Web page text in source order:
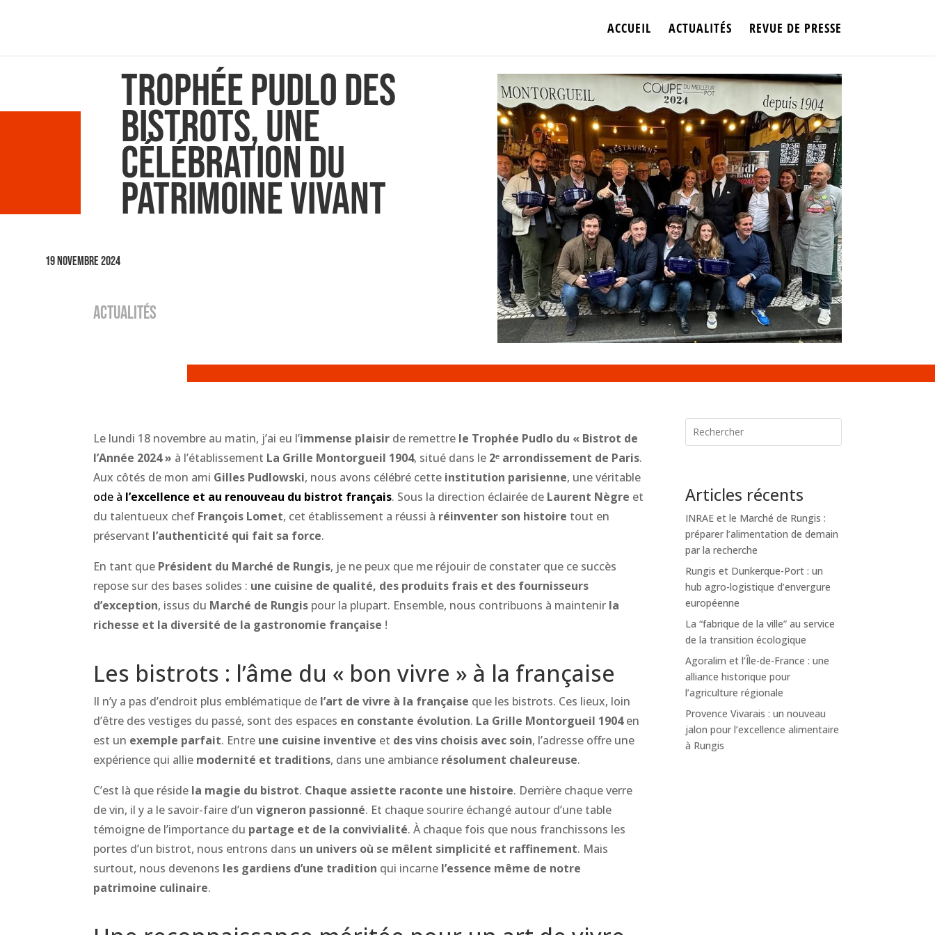
ACCUEIL ACTUALITÉS REVUE DE PRESSE
Trophée Pudlo des
Bistrots, une
célébration du
patrimoine vivant
19 novembre 2024
ACTUALITÉS
Le lundi 18 novembre au matin, j’ai eu l’immense plaisir de remettre le Trophée Pudlo du « Bistrot de
l’Année 2024 » à l’établissement La Grille Montorgueil 1904, situé dans le 2ᵉ arrondissement de Paris.
Aux côtés de mon ami Gilles Pudlowski, nous avons célébré cette institution parisienne, une véritable
ode à l’excellence et au renouveau du bistrot français. Sous la direction éclairée de Laurent Nègre et
du talentueux chef François Lomet, cet établissement a réussi à réinventer son histoire tout en
préservant l’authenticité qui fait sa force.
En tant que Président du Marché de Rungis, je ne peux que me réjouir de constater que ce succès
repose sur des bases solides : une cuisine de qualité, des produits frais et des fournisseurs
d’exception, issus du Marché de Rungis pour la plupart. Ensemble, nous contribuons à maintenir la
richesse et la diversité de la gastronomie française !
Les bistrots : l’âme du « bon vivre » à la française
Il n’y a pas d’endroit plus emblématique de l’art de vivre à la française que les bistrots. Ces lieux, loin
d’être des vestiges du passé, sont des espaces en constante évolution. La Grille Montorgueil 1904en
est un exemple parfait. Entre une cuisine inventive et des vins choisis avec soin, l’adresse offre une
expérience qui allie modernité et traditions, dans une ambiance résolument chaleureuse.
C’est là que réside la magie du bistrot. Chaque assiette raconte une histoire. Derrière chaque verre
de vin, il y a le savoir-faire d’unvigneron passionné. Et chaque sourire échangé autour d’une table
témoigne de l’importance du partage et de la convivialité. À chaque fois que nous franchissons les
portes d’un bistrot, nous entrons dans un univers où se mêlent simplicité et raffinement. Mais
surtout, nous devenons les gardiens d’une tradition qui incarne l’essence même de notre
patrimoine culinaire.
Articles récents
INRAE et le Marché de Rungis :
préparer l’alimentation de demain
par la recherche
Rungis et Dunkerque-Port : un
hub agro-logistique d’envergure
européenne
La “fabrique de la ville” au service
de la transition écologique
Agoralim et l’Île-de-France : une
alliance historique pour
l’agriculture régionale
Provence Vivarais : un nouveau
jalon pour l’excellence alimentaire
à Rungis